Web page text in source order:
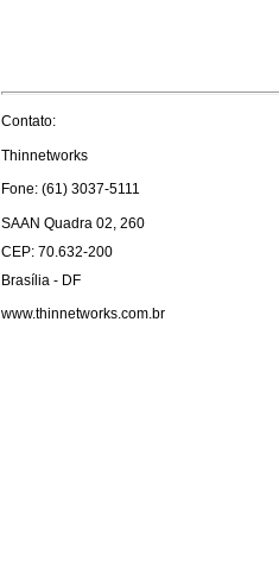
Contato:
Thinnetworks
Fone: (61) 3037-5111
SAAN Quadra 02, 260
CEP: 70.632-200
Brasília - DF
www.thinnetworks.com.br